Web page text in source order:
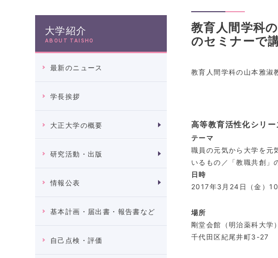
大学紹介
ABOUT TAISHO
最新のニュース
学長挨拶
大正大学の概要
研究活動・出版
情報公表
基本計画・届出書・報告書など
自己点検・評価
教育人間学科
のセミナーで
教育人間学科の山本雅淑
高等教育活性化シリ
テーマ
職員の元気から大学を
いるもの／「教職共創」
日時
2017年3月24日（金）
場所
剛堂会館（明治薬科大学
千代田区紀尾井町3-27